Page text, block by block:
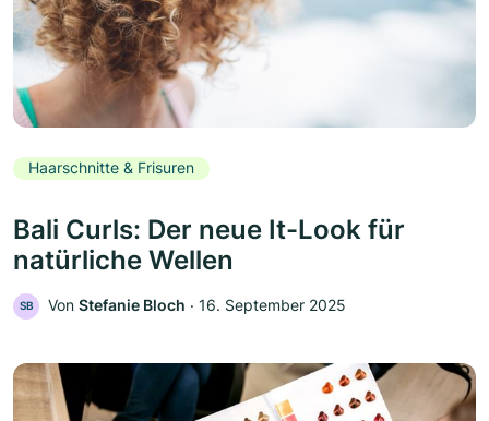
Haarschnitte & Frisuren
Bali Curls: Der neue It-Look für
natürliche Wellen
SB Von Stefanie Bloch ‧ 16. September 2025